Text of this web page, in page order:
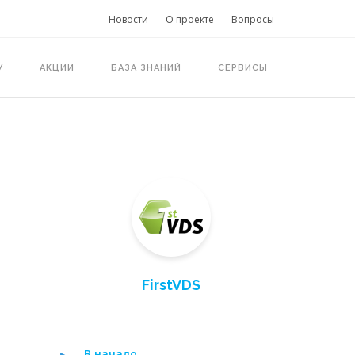
Новости О проекте Вопросы
АКЦИИ БАЗА ЗНАНИЙ СЕРВИСЫ
FirstVDS